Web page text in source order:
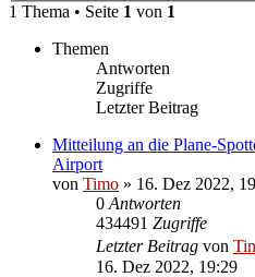
1 Thema • Seite 1 von 1
Themen
Antworten
Zugriffe
Letzter Beitrag
Mitteilung an die Plane-
Airport
von Timo » 16. Dez 2022,
0 Antworten
434491 Zugriffe
Letzter Beitrag von
16. Dez 2022, 19:29